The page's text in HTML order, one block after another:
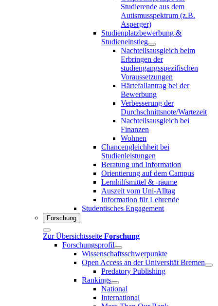
Studierende aus dem
Autismusspektrum (z.B.
Asperger)
Studienplatzbewerbung &
Studieneinstieg
Nachteilsausgleich beim
Erbringen der
studiengangsspezifischen
Voraussetzungen
Härtefallantrag bei der
Bewerbung
Verbesserung der
Durchschnittsnote/Wartezeit
Nachteilsausgleich bei
Finanzen
Wohnen
Chancengleichheit bei
Studienleistungen
Beratung und Information
Orientierung auf dem Campus
Lernhilfsmittel & -räume
Auszeit vom Uni-Alltag
Information für Lehrende
Studentisches Engagement
Forschung
Zur Übersichtsseite Forschung
Forschungsprofil
Wissenschaftsschwerpunkte
Open Access an der Universität Bremen
Predatory Publishing
Rankings
National
International